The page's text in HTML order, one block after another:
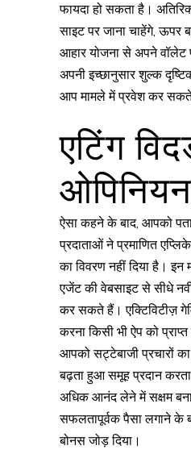
फायदा हो सकता है।
साइट पर जाना चाहेंगे, ऊपर
आहार योजना से अपने वॉलेट
अपनी इच्छानुसार शुल्क
आप मामले में प्रवेश कर
एटिंग
ओपिनियन
ऐसा कहने के बाद, आपको
प्रदाताओं ने प्रमाणित
का विवरण नहीं दिया है।
एजेंट की वेबसाइट से सीधे
कर सकते हैं। एक्टिविटीज़
करना किसी भी ऐप को
आपको सट्टेबाजी प्रचारों
बढ़ता हुआ समूह प्रदान
अधिक आनंद लेने में सक्षम
सफलतापूर्वक पैसा लगाने के
बोनस जोड़ दिया।